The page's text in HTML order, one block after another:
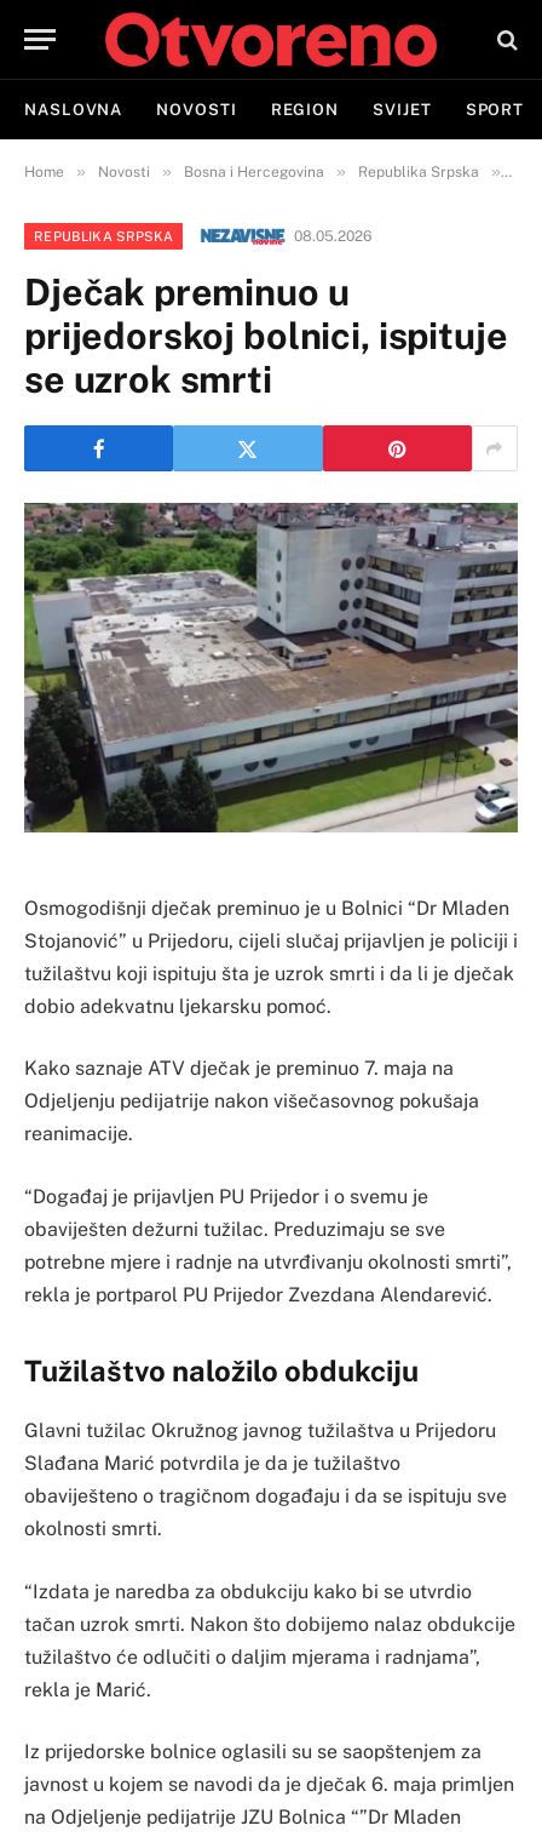
NASLOVNA NOVOSTI REGION SVIJET SPORT
Home » Novosti » Bosna i Hercegovina » Republika Srpska »
REPUBLIKA SRPSKA 08.05.2026
Dječak preminuo u
prijedorskoj bolnici, ispituje
se uzrok smrti
Osmogodišnji dječak preminuo je u Bolnici “Dr Mladen
Stojanović” u Prijedoru, cijeli slučaj prijavljen je policiji i
tužilaštvu koji ispituju šta je uzrok smrti i da li je dječak
dobio adekvatnu ljekarsku pomoć.
Kako saznaje ATV dječak je preminuo 7. maja na
Odjeljenju pedijatrije nakon višečasovnog pokušaja
reanimacije.
“Događaj je prijavljen PU Prijedor i o svemu je
obaviješten dežurni tužilac. Preduzimaju se sve
potrebne mjere i radnje na utvrđivanju okolnosti smrti”,
rekla je portparol PU Prijedor Zvezdana Alendarević.
Tužilaštvo naložilo obdukciju
Glavni tužilac Okružnog javnog tužilaštva u Prijedoru
Slađana Marić potvrdila je da je tužilaštvo
obaviješteno o tragičnom događaju i da se ispituju sve
okolnosti smrti.
“Izdata je naredba za obdukciju kako bi se utvrdio
tačan uzrok smrti. Nakon što dobijemo nalaz obdukcije
tužilaštvo će odlučiti o daljim mjerama i radnjama”,
rekla je Marić.
Iz prijedorske bolnice oglasili su se saopštenjem za
javnost u kojem se navodi da je dječak 6. maja primljen
na Odjeljenje pedijatrije JZU Bolnica “”Dr Mladen